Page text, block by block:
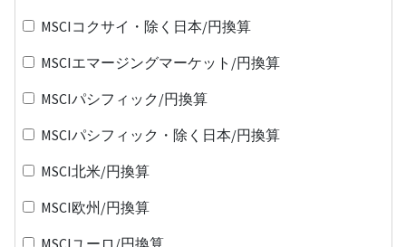
MSCIコクサイ・除く日本/円換算
MSCIエマージングマーケット/円換算
MSCIパシフィック/円換算
MSCIパシフィック・除く日本/円換算
MSCI北米/円換算
MSCI欧州/円換算
MSCIユーロ/円換算